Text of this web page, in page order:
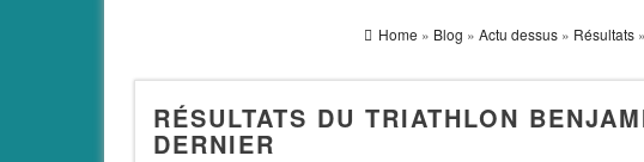
Home » Blog » Actu dessus» Résultats»
RÉSULTATS DU TRIATHLON
DERNIER